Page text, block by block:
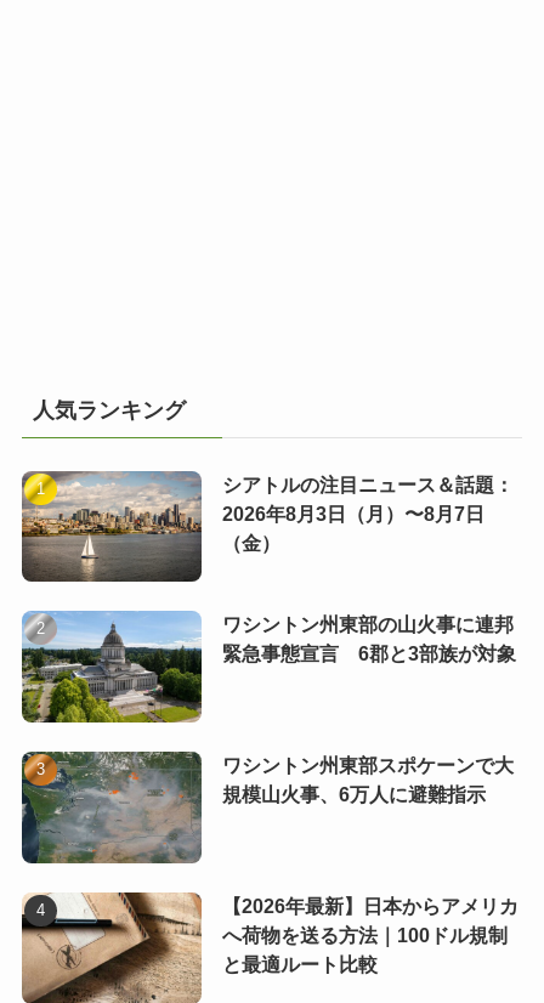
人気ランキング
シアトルの注目ニュース＆話題：
2026年8月3日（月）〜8月7日
（金）
ワシントン州東部の山火事に連邦
緊急事態宣言 6郡と3部族が対象
ワシントン州東部スポケーンで大
規模山火事、6万人に避難指示
【2026年最新】日本からアメリカ
へ荷物を送る方法｜100ドル規制
と最適ルート比較